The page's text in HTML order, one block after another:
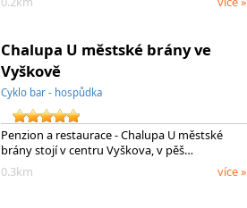
Chalupa U městské brány ve
Vyškově
Cyklo bar - hospůdka
Penzion a restaurace - Chalupa U městské
brány stojí v centru Vyškova, v pěš…
0.3km
více »